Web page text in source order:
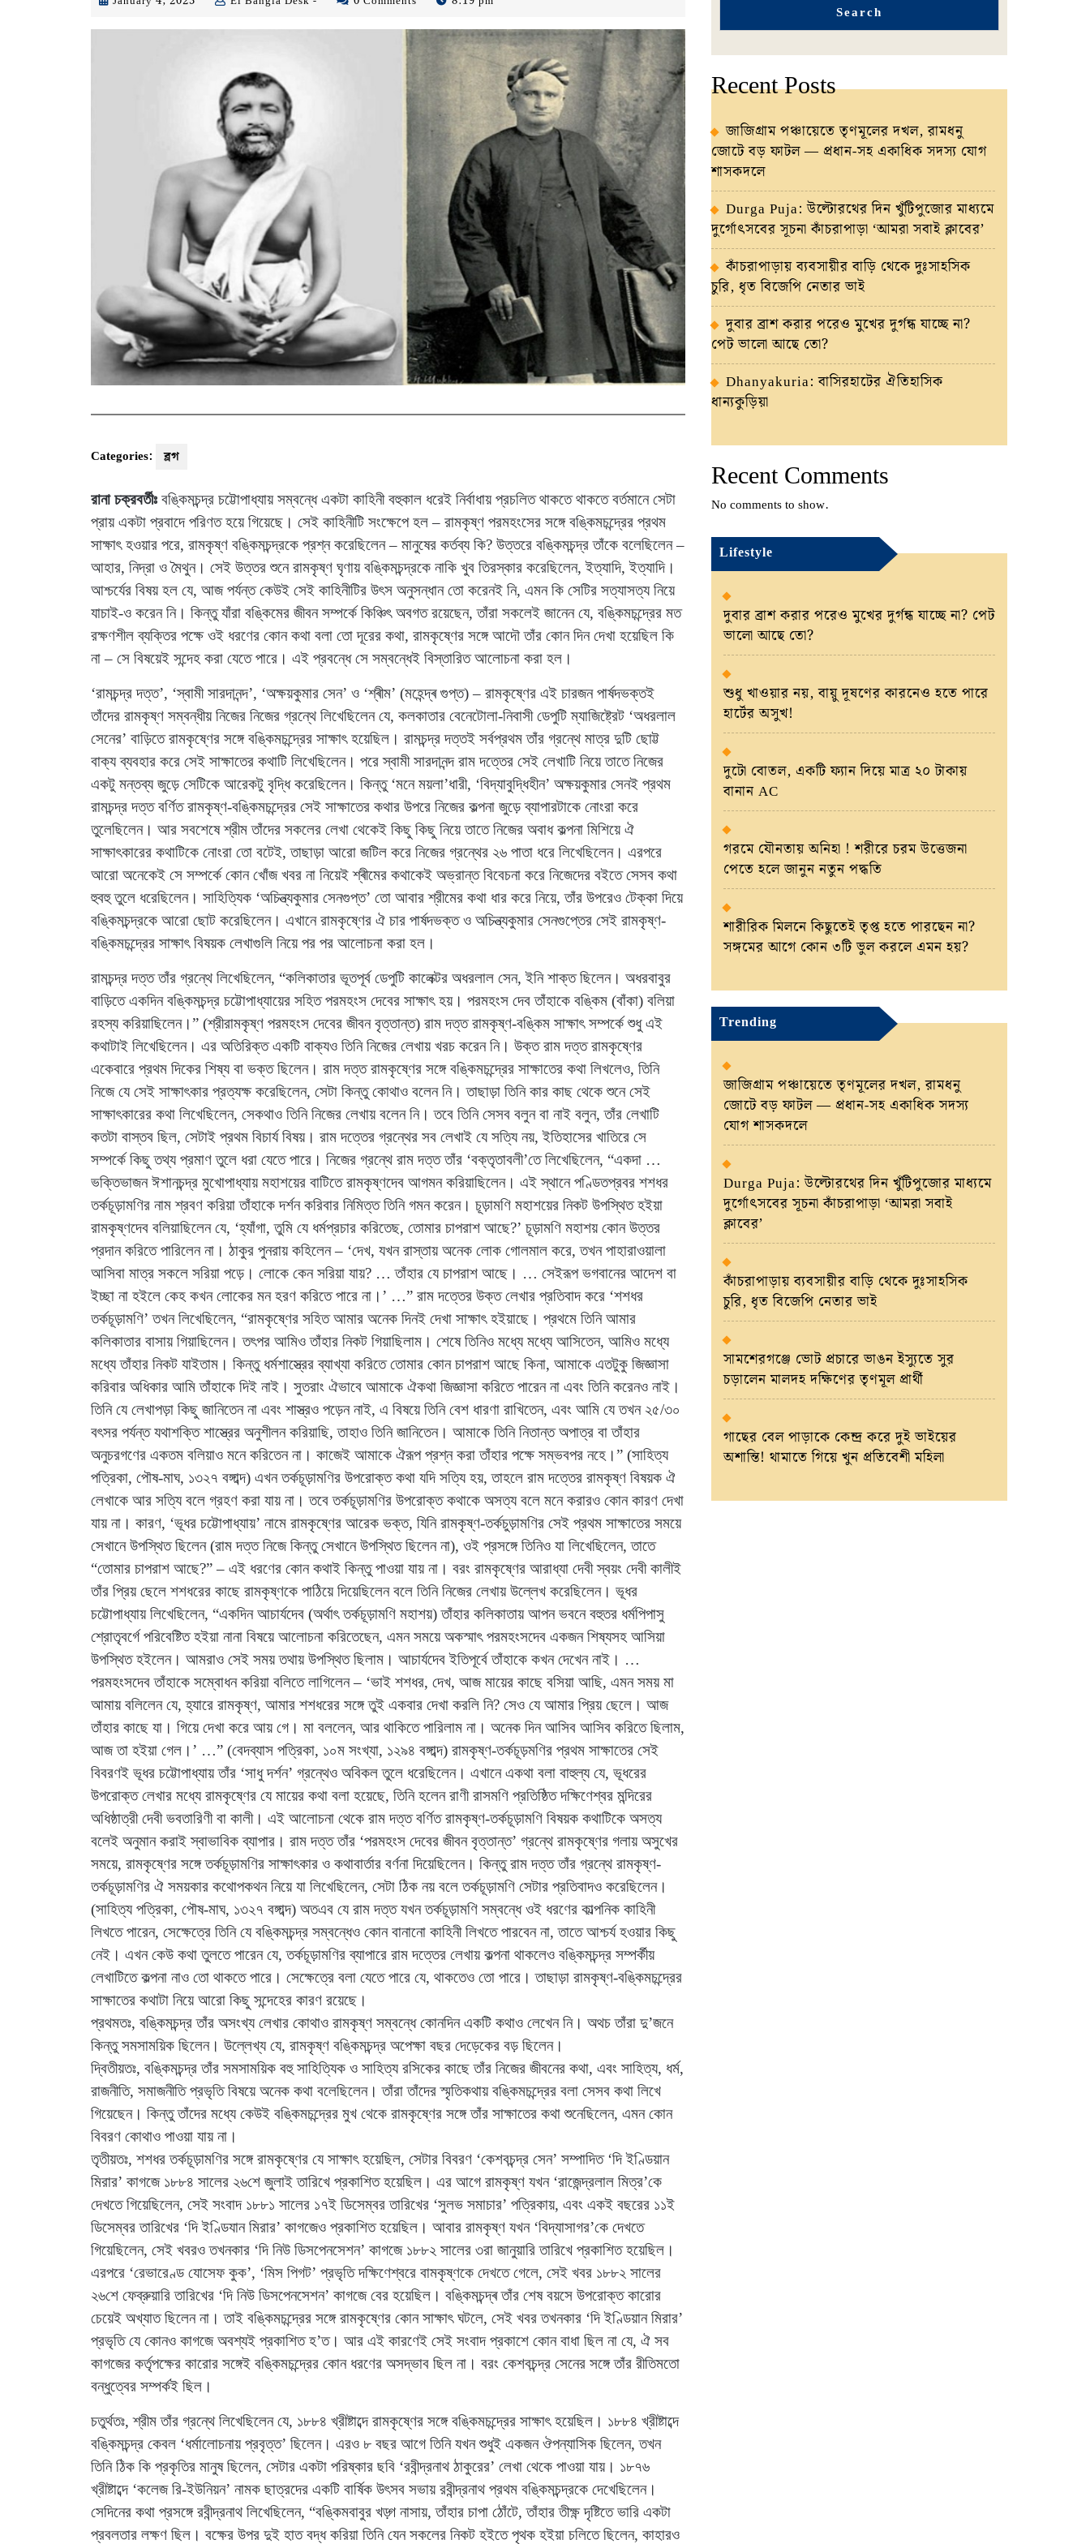
2023
Desk
Categories: ব্লগ
রানা চক্রবর্তীঃ বঙ্কিমচন্দ্র চট্টোপাধ্যায় সম্বন্ধে একটা কাহিনী বহুকাল ধরেই নির্বাধায় প্রচলিত থাকতে থাকতে বর্তমানে সেটা
প্রায় একটা প্রবাদে পরিণত হয়ে গিয়েছে। সেই কাহিনীটি সংক্ষেপে হল – রামকৃষ্ণ পরমহংসের সঙ্গে বঙ্কিমচন্দ্রের প্রথম
সাক্ষাৎ হওয়ার পরে, রামকৃষ্ণ বঙ্কিমচন্দ্রকে প্রশ্ন করেছিলেন – মানুষের কর্তব্য কি? উত্তরে বঙ্কিমচন্দ্র তাঁকে বলেছিলেন –
আহার, নিদ্রা ও মৈথুন। সেই উত্তর শুনে রামকৃষ্ণ ঘৃণায় বঙ্কিমচন্দ্রকে নাকি খুব তিরস্কার করেছিলেন, ইত্যাদি, ইত্যাদি।
আশ্চর্যের বিষয় হল যে, আজ পর্যন্ত কেউই সেই কাহিনীটির উৎস অনুসন্ধান তো করেনই নি, এমন কি সেটির সত্যাসত্য নিয়ে
যাচাই-ও করেন নি। কিন্তু যাঁরা বঙ্কিমের জীবন সম্পর্কে কিঞ্চিৎ অবগত রয়েছেন, তাঁরা সকলেই জানেন যে, বঙ্কিমচন্দ্রের মত
রক্ষণশীল ব্যক্তির পক্ষে ওই ধরণের কোন কথা বলা তো দূরের কথা, রামকৃষ্ণের সঙ্গে আদৌ তাঁর কোন দিন দেখা হয়েছিল কি
না – সে বিষয়েই সন্দেহ করা যেতে পারে। এই প্রবন্ধে সে সম্বন্ধেই বিস্তারিত আলোচনা করা হল।
‘রামচন্দ্র দত্ত’, ‘স্বামী সারদানন্দ’, ‘অক্ষয়কুমার সেন’ ও ‘শ্ৰীম’ (মহেন্দ্ৰ গুপ্ত) – রামকৃষ্ণের এই চারজন পার্ষদভক্তই
তাঁদের রামকৃষ্ণ সম্বন্ধীয় নিজের নিজের গ্রন্থে লিখেছিলেন যে, কলকাতার বেনেটোলা-নিবাসী ডেপুটি ম্যাজিষ্ট্রেট ‘অধরলাল
সেনের’ বাড়িতে রামকৃষ্ণের সঙ্গে বঙ্কিমচন্দ্রের সাক্ষাৎ হয়েছিল। রামচন্দ্র দত্তই সর্বপ্রথম তাঁর গ্রন্থে মাত্র দুটি ছোট্ট
বাক্য ব্যবহার করে সেই সাক্ষাতের কথাটি লিখেছিলেন। পরে স্বামী সারদানন্দ রাম দত্তের সেই লেখাটি নিয়ে তাতে নিজের
একটু মন্তব্য জুড়ে সেটিকে আরেকটু বৃদ্ধি করেছিলেন। কিন্তু ‘মনে ময়লা’ধারী, ‘বিদ্যাবুদ্ধিহীন’ অক্ষয়কুমার সেনই প্রথম
রামচন্দ্র দত্ত বর্ণিত রামকৃষ্ণ-বঙ্কিমচন্দ্রের সেই সাক্ষাতের কথার উপরে নিজের কল্পনা জুড়ে ব্যাপারটাকে নোংরা করে
তুলেছিলেন। আর সবশেষে শ্রীম তাঁদের সকলের লেখা থেকেই কিছু কিছু নিয়ে তাতে নিজের অবাধ কল্পনা মিশিয়ে ঐ
সাক্ষাৎকারের কথাটিকে নোংরা তো বটেই, তাছাড়া আরো জটিল করে নিজের গ্রন্থের ২৬ পাতা ধরে লিখেছিলেন। এরপরে
আরো অনেকেই সে সম্পর্কে কোন খোঁজ খবর না নিয়েই শ্ৰীমের কথাকেই অভ্রান্ত বিবেচনা করে নিজেদের বইতে সেসব কথা
হুবহু তুলে ধরেছিলেন। সাহিত্যিক ‘অচিন্ত্যকুমার সেনগুপ্ত’ তো আবার শ্রীমের কথা ধার করে নিয়ে, তাঁর উপরেও টেক্কা দিয়ে
বঙ্কিমচন্দ্রকে আরো ছোট করেছিলেন। এখানে রামকৃষ্ণের ঐ চার পার্ষদভক্ত ও অচিন্ত্যকুমার সেনগুপ্তের সেই রামকৃষ্ণ-
বঙ্কিমচন্দ্রের সাক্ষাৎ বিষয়ক লেখাগুলি নিয়ে পর পর আলোচনা করা হল।
রামচন্দ্র দত্ত তাঁর গ্রন্থে লিখেছিলেন, “কলিকাতার ভূতপূর্ব ডেপুটি কালেক্টর অধরলাল সেন, ইনি শাক্ত ছিলেন। অধরবাবুর
বাড়িতে একদিন বঙ্কিমচন্দ্র চট্টোপাধ্যায়ের সহিত পরমহংস দেবের সাক্ষাৎ হয়। পরমহংস দেব তাঁহাকে বঙ্কিম (বাঁকা) বলিয়া
রহস্য করিয়াছিলেন।” (শ্রীরামকৃষ্ণ পরমহংস দেবের জীবন বৃত্তান্ত) রাম দত্ত রামকৃষ্ণ-বঙ্কিম সাক্ষাৎ সম্পর্কে শুধু এই
কথাটাই লিখেছিলেন। এর অতিরিক্ত একটি বাক্যও তিনি নিজের লেখায় খরচ করেন নি। উক্ত রাম দত্ত রামকৃষ্ণের
একেবারে প্রথম দিকের শিষ্য বা ভক্ত ছিলেন। রাম দত্ত রামকৃষ্ণের সঙ্গে বঙ্কিমচন্দ্রের সাক্ষাতের কথা লিখলেও, তিনি
নিজে যে সেই সাক্ষাৎকার প্রত্যক্ষ করেছিলেন, সেটা কিন্তু কোথাও বলেন নি। তাছাড়া তিনি কার কাছ থেকে শুনে সেই
সাক্ষাৎকারের কথা লিখেছিলেন, সেকথাও তিনি নিজের লেখায় বলেন নি। তবে তিনি সেসব বলুন বা নাই বলুন, তাঁর লেখাটি
কতটা বাস্তব ছিল, সেটাই প্রথম বিচার্য বিষয়। রাম দত্তের গ্রন্থের সব লেখাই যে সত্যি নয়, ইতিহাসের খাতিরে সে
সম্পর্কে কিছু তথ্য প্রমাণ তুলে ধরা যেতে পারে। নিজের গ্রন্থে রাম দত্ত তাঁর ‘বক্তৃতাবলী’তে লিখেছিলেন, “একদা …
ভক্তিভাজন ঈশানচন্দ্র মুখোপাধ্যায় মহাশয়ের বাটিতে রামকৃষ্ণদেব আগমন করিয়াছিলেন। এই স্থানে পণ্ডিতপ্রবর শশধর
তর্কচূড়ামণির নাম শ্রবণ করিয়া তাঁহাকে দর্শন করিবার নিমিত্ত তিনি গমন করেন। চূড়ামণি মহাশয়ের নিকট উপস্থিত হইয়া
রামকৃষ্ণদেব বলিয়াছিলেন যে, ‘হ্যাঁগা, তুমি যে ধর্মপ্রচার করিতেছ, তোমার চাপরাশ আছে?’ চূড়ামণি মহাশয় কোন উত্তর
প্রদান করিতে পারিলেন না। ঠাকুর পুনরায় কহিলেন – ‘দেখ, যখন রাস্তায় অনেক লোক গোলমাল করে, তখন পাহারাওয়ালা
আসিবা মাত্র সকলে সরিয়া পড়ে। লোকে কেন সরিয়া যায়? … তাঁহার যে চাপরাশ আছে। … সেইরূপ ভগবানের আদেশ বা
ইচ্ছা না হইলে কেহ কখন লোকের মন হরণ করিতে পারে না।’ …” রাম দত্তের উক্ত লেখার প্রতিবাদ করে ‘শশধর
তর্কচূড়ামণি’ তখন লিখেছিলেন, “রামকৃষ্ণের সহিত আমার অনেক দিনই দেখা সাক্ষাৎ হইয়াছে। প্রথমে তিনি আমার
কলিকাতার বাসায় গিয়াছিলেন। তৎপর আমিও তাঁহার নিকট গিয়াছিলাম। শেষে তিনিও মধ্যে মধ্যে আসিতেন, আমিও মধ্যে
মধ্যে তাঁহার নিকট যাইতাম। কিন্তু ধর্মশাস্ত্রের ব্যাখ্যা করিতে তোমার কোন চাপরাশ আছে কিনা, আমাকে এতটুকু জিজ্ঞাসা
করিবার অধিকার আমি তাঁহাকে দিই নাই। সুতরাং ঐভাবে আমাকে ঐকথা জিজ্ঞাসা করিতে পারেন না এবং তিনি করেনও নাই।
তিনি যে লেখাপড়া কিছু জানিতেন না এবং শাস্ত্রও পড়েন নাই, এ বিষয়ে তিনি বেশ ধারণা রাখিতেন, এবং আমি যে তখন ২৫/৩০
বৎসর পর্যন্ত যথাশক্তি শাস্ত্রের অনুশীলন করিয়াছি, তাহাও তিনি জানিতেন। আমাকে তিনি নিতান্ত অপাত্র বা তাঁহার
অনুচরগণের একতম বলিয়াও মনে করিতেন না। কাজেই আমাকে ঐরূপ প্রশ্ন করা তাঁহার পক্ষে সম্ভবপর নহে।” (সাহিত্য
পত্রিকা, পৌষ-মাঘ, ১৩২৭ বঙ্গাব্দ) এখন তর্কচূড়ামণির উপরোক্ত কথা যদি সত্যি হয়, তাহলে রাম দত্তের রামকৃষ্ণ বিষয়ক ঐ
লেখাকে আর সত্যি বলে গ্রহণ করা যায় না। তবে তর্কচূড়ামণির উপরোক্ত কথাকে অসত্য বলে মনে করারও কোন কারণ দেখা
যায় না। কারণ, ‘ভূধর চট্টোপাধ্যায়’ নামে রামকৃষ্ণের আরেক ভক্ত, যিনি রামকৃষ্ণ-তর্কচুড়ামণির সেই প্রথম সাক্ষাতের সময়ে
সেখানে উপস্থিত ছিলেন (রাম দত্ত নিজে কিন্তু সেখানে উপস্থিত ছিলেন না), ওই প্রসঙ্গে তিনিও যা লিখেছিলেন, তাতে
“তোমার চাপরাশ আছে?” – এই ধরণের কোন কথাই কিন্তু পাওয়া যায় না। বরং রামকৃষ্ণের আরাধ্যা দেবী স্বয়ং দেবী কালীই
তাঁর প্রিয় ছেলে শশধরের কাছে রামকৃষ্ণকে পাঠিয়ে দিয়েছিলেন বলে তিনি নিজের লেখায় উল্লেখ করেছিলেন। ভূধর
চট্টোপাধ্যায় লিখেছিলেন, “একদিন আচার্যদেব (অর্থাৎ তর্কচূড়ামণি মহাশয়) তাঁহার কলিকাতায় আপন ভবনে বহুতর ধর্মপিপাসু
শ্রোতৃবর্গে পরিবেষ্টিত হইয়া নানা বিষয়ে আলোচনা করিতেছেন, এমন সময়ে অকস্মাৎ পরমহংসদেব একজন শিষ্যসহ আসিয়া
উপস্থিত হইলেন। আমরাও সেই সময় তথায় উপস্থিত ছিলাম। আচার্যদেব ইতিপূর্বে তাঁহাকে কখন দেখেন নাই। …
পরমহংসদেব তাঁহাকে সম্বোধন করিয়া বলিতে লাগিলেন – ‘ভাই শশধর, দেখ, আজ মায়ের কাছে বসিয়া আছি, এমন সময় মা
আমায় বলিলেন যে, হ্যারে রামকৃষ্ণ, আমার শশধরের সঙ্গে তুই একবার দেখা করলি নি? সেও যে আমার প্রিয় ছেলে। আজ
তাঁহার কাছে যা। গিয়ে দেখা করে আয় গে। মা বললেন, আর থাকিতে পারিলাম না। অনেক দিন আসিব আসিব করিতে ছিলাম,
আজ তা হইয়া গেল।’ …” (বেদব্যাস পত্রিকা, ১০ম সংখ্যা, ১২৯৪ বঙ্গাব্দ) রামকৃষ্ণ-তর্কচূড়মণির প্রথম সাক্ষাতের সেই
বিবরণই ভূধর চট্টোপাধ্যায় তাঁর ‘সাধু দর্শন’ গ্রন্থেও অবিকল তুলে ধরেছিলেন। এখানে একথা বলা বাহুল্য যে, ভূধরের
উপরোক্ত লেখার মধ্যে রামকৃষ্ণের যে মায়ের কথা বলা হয়েছে, তিনি হলেন রাণী রাসমণি প্রতিষ্ঠিত দক্ষিণেশ্বর মন্দিরের
অধিষ্ঠাত্রী দেবী ভবতারিণী বা কালী। এই আলোচনা থেকে রাম দত্ত বর্ণিত রামকৃষ্ণ-তর্কচূড়ামণি বিষয়ক কথাটিকে অসত্য
বলেই অনুমান করাই স্বাভাবিক ব্যাপার। রাম দত্ত তাঁর ‘পরমহংস দেবের জীবন বৃত্তান্ত’ গ্রন্থে রামকৃষ্ণের গলায় অসুখের
সময়ে, রামকৃষ্ণের সঙ্গে তর্কচূড়ামণির সাক্ষাৎকার ও কথাবার্তার বর্ণনা দিয়েছিলেন। কিন্তু রাম দত্ত তাঁর গ্রন্থে রামকৃষ্ণ-
তর্কচূড়ামণির ঐ সময়কার কথোপকথন নিয়ে যা লিখেছিলেন, সেটা ঠিক নয় বলে তর্কচূড়ামণি সেটার প্রতিবাদও করেছিলেন।
(সাহিত্য পত্রিকা, পৌষ-মাঘ, ১৩২৭ বঙ্গাব্দ) অতএব যে রাম দত্ত যখন তর্কচূড়ামণি সম্বন্ধে ওই ধরণের কাল্পনিক কাহিনী
লিখতে পারেন, সেক্ষেত্রে তিনি যে বঙ্কিমচন্দ্র সম্বন্ধেও কোন বানানো কাহিনী লিখতে পারবেন না, তাতে আশ্চর্য হওয়ার কিছু
নেই। এখন কেউ কথা তুলতে পারেন যে, তর্কচূড়ামণির ব্যাপারে রাম দত্তের লেখায় কল্পনা থাকলেও বঙ্কিমচন্দ্র সম্পর্কীয়
লেখাটিতে কল্পনা নাও তো থাকতে পারে। সেক্ষেত্রে বলা যেতে পারে যে, থাকতেও তো পারে। তাছাড়া রামকৃষ্ণ-বঙ্কিমচন্দ্রের
সাক্ষাতের কথাটা নিয়ে আরো কিছু সন্দেহের কারণ রয়েছে।
প্রথমতঃ, বঙ্কিমচন্দ্র তাঁর অসংখ্য লেখার কোথাও রামকৃষ্ণ সম্বন্ধে কোনদিন একটি কথাও লেখেন নি। অথচ তাঁরা দু’জনে
কিন্তু সমসাময়িক ছিলেন। উল্লেখ্য যে, রামকৃষ্ণ বঙ্কিমচন্দ্র অপেক্ষা বছর দেড়েকের বড় ছিলেন।
দ্বিতীয়তঃ, বঙ্কিমচন্দ্র তাঁর সমসাময়িক বহু সাহিত্যিক ও সাহিত্য রসিকের কাছে তাঁর নিজের জীবনের কথা, এবং সাহিত্য, ধর্ম,
রাজনীতি, সমাজনীতি প্রভৃতি বিষয়ে অনেক কথা বলেছিলেন। তাঁরা তাঁদের স্মৃতিকথায় বঙ্কিমচন্দ্রের বলা সেসব কথা লিখে
গিয়েছেন। কিন্তু তাঁদের মধ্যে কেউই বঙ্কিমচন্দ্রের মুখ থেকে রামকৃষ্ণের সঙ্গে তাঁর সাক্ষাতের কথা শুনেছিলেন, এমন কোন
বিবরণ কোথাও পাওয়া যায় না।
তৃতীয়তঃ, শশধর তর্কচূড়ামণির সঙ্গে রামকৃষ্ণের যে সাক্ষাৎ হয়েছিল, সেটার বিবরণ ‘কেশবচন্দ্র সেন’ সম্পাদিত ‘দি ইণ্ডিয়ান
মিরার’ কাগজে ১৮৮৪ সালের ২৬শে জুলাই তারিখে প্রকাশিত হয়েছিল। এর আগে রামকৃষ্ণ যখন ‘রাজেন্দ্রলাল মিত্র’কে
দেখতে গিয়েছিলেন, সেই সংবাদ ১৮৮১ সালের ১৭ই ডিসেম্বর তারিখের ‘সুলভ সমাচার’ পত্রিকায়, এবং একই বছরের ১১ই
ডিসেম্বর তারিখের ‘দি ইণ্ডিযান মিরার’ কাগজেও প্রকাশিত হয়েছিল। আবার রামকৃষ্ণ যখন ‘বিদ্যাসাগর’কে দেখতে
গিয়েছিলেন, সেই খবরও তখনকার ‘দি নিউ ডিসপেনসেশন’ কাগজে ১৮৮২ সালের ৩রা জানুয়ারি তারিখে প্রকাশিত হয়েছিল।
এরপরে ‘রেভারেণ্ড যোসেফ কুক’, ‘মিস পিগট’ প্রভৃতি দক্ষিণেশ্বরে বামকৃষ্ণকে দেখতে গেলে, সেই খবর ১৮৮২ সালের
২৬শে ফেব্রুয়ারি তারিখের ‘দি নিউ ডিসপেনসেশন’ কাগজে বের হয়েছিল। বঙ্কিমচন্দ্ৰ তাঁর শেষ বয়সে উপরোক্ত কারোর
চেয়েই অখ্যাত ছিলেন না। তাই বঙ্কিমচন্দ্রের সঙ্গে রামকৃষ্ণের কোন সাক্ষাৎ ঘটলে, সেই খবর তখনকার ‘দি ইণ্ডিয়ান মিরার’
প্রভৃতি যে কোনও কাগজে অবশ্যই প্রকাশিত হ’ত। আর এই কারণেই সেই সংবাদ প্রকাশে কোন বাধা ছিল না যে, ঐ সব
কাগজের কর্তৃপক্ষের কারোর সঙ্গেই বঙ্কিমচন্দ্রের কোন ধরণের অসদ্ভাব ছিল না। বরং কেশবচন্দ্র সেনের সঙ্গে তাঁর রীতিমতো
বন্ধুত্বের সম্পর্কই ছিল।
চতুর্থতঃ, শ্রীম তাঁর গ্রন্থে লিখেছিলেন যে, ১৮৮৪ খ্রীষ্টাব্দে রামকৃষ্ণের সঙ্গে বঙ্কিমচন্দ্রের সাক্ষাৎ হয়েছিল। ১৮৮৪ খ্রীষ্টাব্দে
বঙ্কিমচন্দ্র কেবল ‘ধর্মালোচনায় প্রবৃত্ত’ ছিলেন। এরও ৮ বছর আগে তিনি যখন শুধুই একজন ঔপন্যাসিক ছিলেন, তখন
তিনি ঠিক কি প্রকৃতির মানুষ ছিলেন, সেটার একটা পরিষ্কার ছবি ‘রবীন্দ্রনাথ ঠাকুরের’ লেখা থেকে পাওয়া যায়। ১৮৭৬
খ্রীষ্টাব্দে ‘কলেজ রি-ইউনিয়ন’ নামক ছাত্রদের একটি বার্ষিক উৎসব সভায় রবীন্দ্রনাথ প্রথম বঙ্কিমচন্দ্রকে দেখেছিলেন।
সেদিনের কথা প্রসঙ্গে রবীন্দ্রনাথ লিখেছিলেন, “বঙ্কিমবাবুর খড়্গ নাসায়, তাঁহার চাপা ঠোঁটে, তাঁহার তীক্ষ্ণ দৃষ্টিতে ভারি একটা
প্রবলতার লক্ষণ ছিল। বক্ষের উপর দুই হাত বদ্ধ করিয়া তিনি যেন সকলের নিকট হইতে পৃথক হইয়া চলিতে ছিলেন, কাহারও
Search
Recent Posts
জাজিগ্রাম পঞ্চায়েতে তৃণমূলের দখল, রামধনু
জোটে বড় ফাটল — প্রধান-সহ একাধিক সদস্য যোগ
শাসকদলে
Durga Puja: উল্টোরথের দিন খুঁটিপুজোর মাধ্যমে
দুর্গোৎসবের সূচনা কাঁচরাপাড়া ‘আমরা সবাই ক্লাবের’
কাঁচরাপাড়ায় ব্যবসায়ীর বাড়ি থেকে দুঃসাহসিক
চুরি, ধৃত বিজেপি নেতার ভাই
দুবার ব্রাশ করার পরেও মুখের দুর্গন্ধ যাচ্ছে না?
পেট ভালো আছে তো?
Dhanyakuria: বাসিরহাটের ঐতিহাসিক
ধান্যকুড়িয়া
Recent Comments
No comments to show.
Lifestyle
দুবার ব্রাশ করার পরেও মুখের দুর্গন্ধ যাচ্ছে না? পেট
ভালো আছে তো?
শুধু খাওয়ার নয়, বায়ু দূষণের কারনেও হতে পারে
হার্টের অসুখ!
দুটো বোতল, একটি ফ্যান দিয়ে মাত্র ২০ টাকায়
বানান AC
গরমে যৌনতায় অনিহা ! শরীরে চরম উত্তেজনা
পেতে হলে জানুন নতুন পদ্ধতি
শারীরিক মিলনে কিছুতেই তৃপ্ত হতে পারছেন না?
সঙ্গমের আগে কোন ৩টি ভুল করলে এমন হয়?
Trending
জাজিগ্রাম পঞ্চায়েতে তৃণমূলের দখল, রামধনু
জোটে বড় ফাটল — প্রধান-সহ একাধিক সদস্য
যোগ শাসকদলে
Durga Puja: উল্টোরথের দিন খুঁটিপুজোর মাধ্যমে
দুর্গোৎসবের সূচনা কাঁচরাপাড়া ‘আমরা সবাই
ক্লাবের’
কাঁচরাপাড়ায় ব্যবসায়ীর বাড়ি থেকে দুঃসাহসিক
চুরি, ধৃত বিজেপি নেতার ভাই
সামশেরগঞ্জে ভোট প্রচারে ভাঙন ইস্যুতে সুর
চড়ালেন মালদহ দক্ষিণের তৃণমূল প্রার্থী
গাছের বেল পাড়াকে কেন্দ্র করে দুই ভাইয়ের
অশান্তি! থামাতে গিয়ে খুন প্রতিবেশী মহিলা